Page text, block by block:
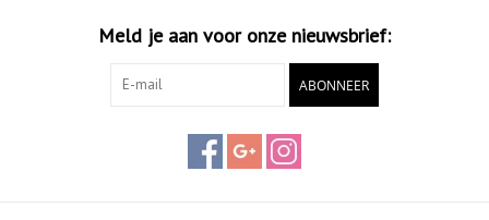
Meld je aan voor onze nieuwsbrief:
ABONNEER